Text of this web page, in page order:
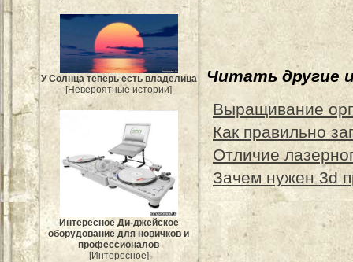
У Солнца теперь есть владелица
[Невероятные истории]
Интересное Ди-джейское
оборудование для новичков и
профессионалов
[Интересное]
Читать другие
Выращивание
Как правильно
Отличие
Зачем нужен 3d